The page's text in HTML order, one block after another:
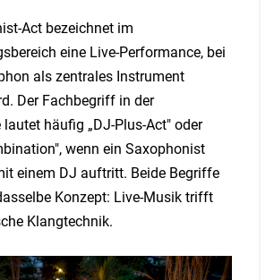
Act bezeichnet im
eine Live-Performance, bei
als zentrales Instrument
Der Fachbegriff in der
lautet häufig „DJ-Plus-Act" oder
wenn ein Saxophonist
einem DJ auftritt. Beide Begriffe
Konzept: Live-Musik trifft
Klangtechnik.